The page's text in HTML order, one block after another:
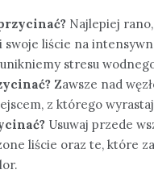
Najlepiej
swoje liście na
stresu
Zawsze nad
z którego
Usuwaj przede
liście oraz te, które